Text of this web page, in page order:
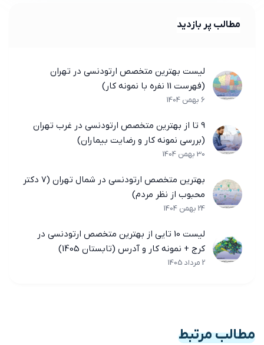
مطالب پر بازدید
لیست بهترین متخصص ارتودنسی در تهران
(فهرست 11 نفره با نمونه کار)
6 بهمن 1404
9 تا از بهترین متخصص ارتودنسی در غرب تهران
(بررسی نمونه کار و رضایت بیماران)
30 بهمن 1404
بهترین متخصص ارتودنسی در شمال تهران (7 دکتر
محبوب از نظر مردم)
24 بهمن 1404
لیست 10 تایی از بهترین متخصص ارتودنسی در
کرج + نمونه کار و آدرس (تابستان 1405)
2 مرداد 1405
مطالب مرتبط